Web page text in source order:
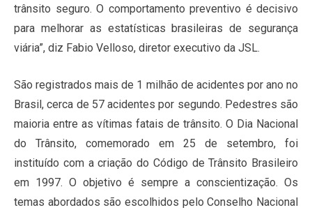
trânsito seguro. O comportamento preventivo é decisivo
para melhorar as estatísticas brasileiras de segurança
viária”, diz Fabio Velloso, diretor executivo da JSL.
São registrados mais de 1 milhão de acidentes por ano no
Brasil, cerca de 57 acidentes por segundo. Pedestres são
maioria entre as vítimas fatais de trânsito. O Dia Nacional
do Trânsito, comemorado em 25 de setembro, foi
instituído com a criação do Código de Trânsito Brasileiro
em 1997. O objetivo é sempre a conscientização. Os
temas abordados são escolhidos pelo Conselho Nacional